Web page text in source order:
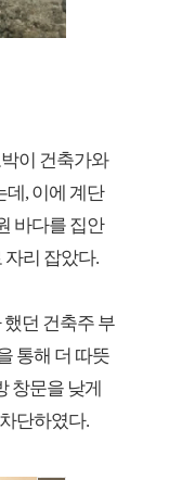
이 건축가와
데, 이에 계단
바다를 집안
자리 잡았다.
던 건축주 부
통해 더 따뜻
창문을 낮게
단하였다.